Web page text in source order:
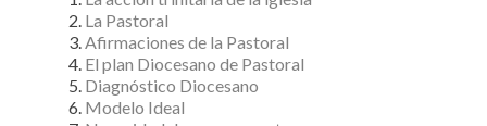
La Pastoral
Afirmaciones de la Pastoral
El plan Diocesano de Pastoral
Diagnóstico Diocesano
Modelo Ideal